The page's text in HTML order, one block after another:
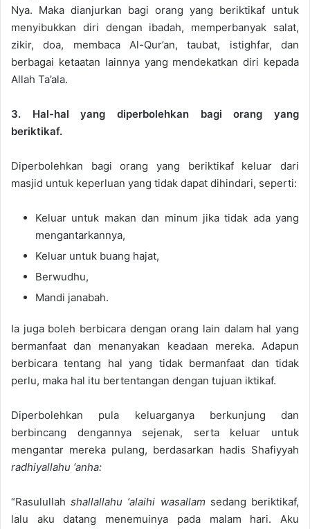
Nya. Maka dianjurkan bagi orang yang beriktikaf untuk
menyibukkan diri dengan ibadah, memperbanyak salat,
zikir, doa, membaca Al-Qur’an, taubat, istighfar, dan
berbagai ketaatan lainnya yang mendekatkan diri kepada
Allah Ta’ala.
3. Hal-hal yang diperbolehkan bagi orang yang
beriktikaf.
Diperbolehkan bagi orang yang beriktikaf keluar dari
masjid untuk keperluan yang tidak dapat dihindari, seperti:
Keluar untuk makan dan minum jika tidak ada yang
mengantarkannya,
Keluar untuk buang hajat,
Berwudhu,
Mandi janabah.
Ia juga boleh berbicara dengan orang lain dalam hal yang
bermanfaat dan menanyakan keadaan mereka. Adapun
berbicara tentang hal yang tidak bermanfaat dan tidak
perlu, maka hal itu bertentangan dengan tujuan iktikaf.
Diperbolehkan pula keluarganya berkunjung dan
berbincang dengannya sejenak, serta keluar untuk
mengantar mereka pulang, berdasarkan hadis Shafiyyah
radhiyallahu ‘anha:
“Rasulullahshallallahu ‘alaihi wasallamsedang beriktikaf,
lalu aku datang menemuinya pada malam hari. Aku